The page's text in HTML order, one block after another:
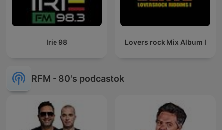
Irie 98 Lovers rock Mix Album I
RFM - 80's podcastok